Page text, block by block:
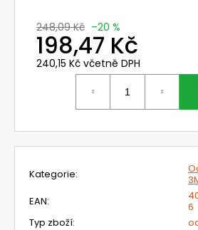
248,09 Kč –20 %
198,47 Kč
240,15 Kč včetně DPH
Kategorie:
EAN:
6
Typ zboží:
NEHOŘLAVÉ
KALHOTY
JAKUB
420
Kč